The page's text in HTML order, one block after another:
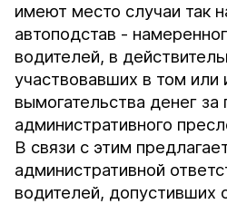
имеют место случаи так
автоподстав -
водителей, в
участвовавших в том
вымогательства денег
административного
В связи с этим
административной
водителей, допустивших